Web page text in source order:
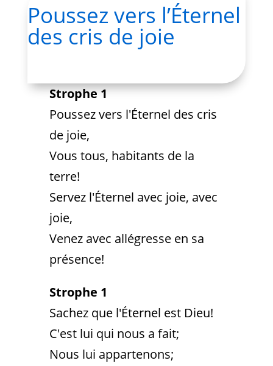
Poussez vers l’Éternel
des cris de joie
Strophe 1
Poussez vers l'Éternel des cris
de joie,
Vous tous, habitants de la
terre!
Servez l'Éternel avec joie, avec
joie,
Venez avec allégresse en sa
présence!
Strophe 1
Sachez que l'Éternel est Dieu!
C'est lui qui nous a fait;
Nous lui appartenons;